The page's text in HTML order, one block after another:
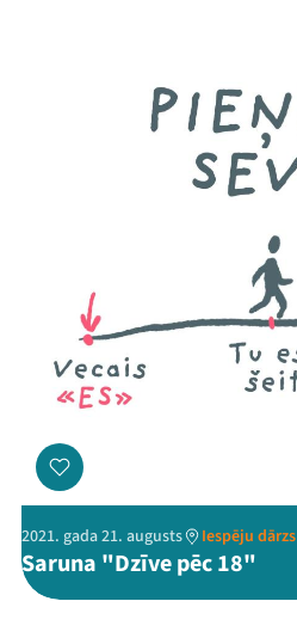
2021. gada 21. augusts Iespēju dārzs
Saruna "Dzīve pēc 18"